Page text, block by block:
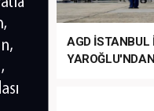
AGD İSTANBUL